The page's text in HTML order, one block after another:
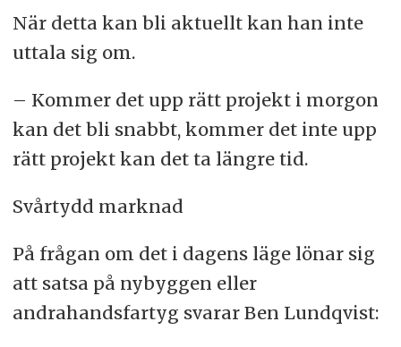
När detta kan bli aktuellt kan han inte
uttala sig om.
– Kommer det upp rätt projekt i morgon
kan det bli snabbt, kommer det inte upp
rätt projekt kan det ta längre tid.
Svårtydd marknad
På frågan om det i dagens läge lönar sig
att satsa på nybyggen eller
andrahandsfartyg svarar Ben Lundqvist: